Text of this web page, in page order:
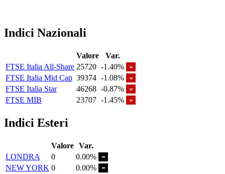
Indici Nazionali
Valore
Var.
FTSE Italia All-Share 25720 -1.40%
FTSE Italia Mid Cap 39374 -1.08%
FTSE Italia Star
46268 -0.87%
FTSE MIB
23707 -1.45%
Indici Esteri
Valore Var.
LONDRA
0
0.00%
NEW YORK 0
0.00%